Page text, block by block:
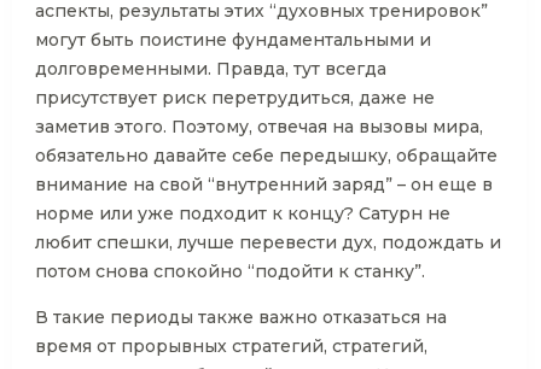
аспекты, результаты этих “духовных тренировок”
могут быть поистине фундаментальными и
долговременными. Правда, тут всегда
присутствует риск перетрудиться, даже не
заметив этого. Поэтому, отвечая на вызовы мира,
обязательно давайте себе передышку, обращайте
внимание на свой “внутренний заряд” – он еще в
норме или уже подходит к концу? Сатурн не
любит спешки, лучше перевести дух, подождать и
потом снова спокойно “подойти к станку”.
В такие периоды также важно отказаться на
время от прорывных стратегий, стратегий,